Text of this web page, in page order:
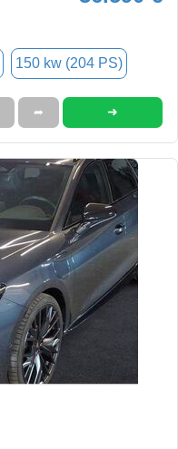
150 kw (204 PS)
➦ ➜